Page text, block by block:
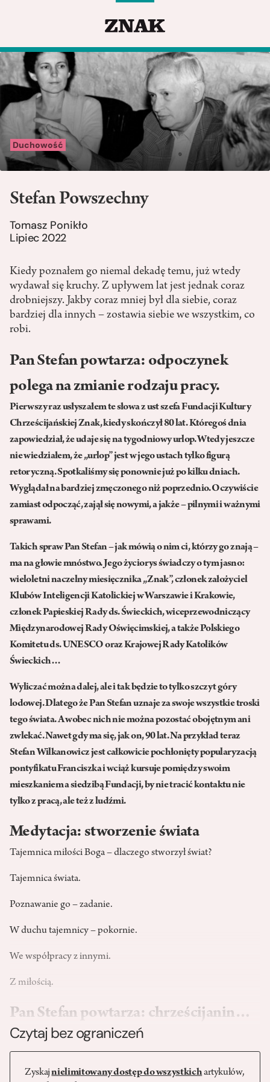
Duchowość
Stefan Powszechny
Tomasz Ponikło
Lipiec 2022
Kiedy poznałem go niemal dekadę temu, już wtedy
wydawał się kruchy. Z upływem lat jest jednak coraz
drobniejszy. Jakby coraz mniej był dla siebie, coraz
bardziej dla innych – zostawia siebie we wszystkim, co
robi.
Pan Stefan powtarza: odpoczynek
polega na zmianie rodzaju pracy.
Pierwszy raz usłyszałem te słowa z ust szefa Fundacji Kultury
Chrześcijańskiej Znak, kiedy skończył 80 lat. Któregoś dnia
zapowiedział, że udaje się na tygodniowy urlop. Wtedy jeszcze
nie wiedziałem, że „urlop” jest w jego ustach tylko figurą
retoryczną. Spotkaliśmy się ponownie już po kilku dniach.
Wyglądał na bardziej zmęczonego niż poprzednio. Oczywiście
zamiast odpocząć, zajął się nowymi, a jakże – pilnymi i ważnymi
sprawami.
Takich spraw Pan Stefan – jak mówią o nim ci, którzy go znają –
ma na głowie mnóstwo. Jego życiorys świadczy o tym jasno:
wieloletni naczelny miesięcznika „Znak”, członek założyciel
Klubów Inteligencji Katolickiej w Warszawie i Krakowie,
członek Papieskiej Rady ds. Świeckich, wiceprzewodniczący
Międzynarodowej Rady Oświęcimskiej, a także Polskiego
Komitetu ds. UNESCO oraz Krajowej Rady Katolików
Świeckich…
Wyliczać można dalej, ale i tak będzie to tylko szczyt góry
lodowej. Dlatego że Pan Stefan uznaje za swoje wszystkie troski
tego świata. A wobec nich nie można pozostać obojętnym ani
zwlekać. Nawet gdy ma się, jak on, 90 lat. Na przykład teraz
Stefan Wilkanowicz jest całkowicie pochłonięty popularyzacją
pontyfikatu Franciszka i wciąż kursuje pomiędzy swoim
mieszkaniem a siedzibą Fundacji, by nie tracić kontaktu nie
tylko z pracą, ale też z ludźmi.
Medytacja: stworzenie świata
Tajemnica miłości Boga – dlaczego stworzył świat?
Tajemnica świata.
Poznawanie go – zadanie.
W duchu tajemnicy – pokornie.
We współpracy z innymi.
Z miłością.
Pan Stefan powtarza: chrześcijanin…
Czytaj bez ograniczeń
Zyskajnielimitowany dostęp do wszystkichartykułów,